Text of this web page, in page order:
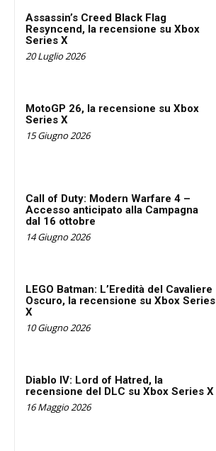
Assassin’s Creed Black Flag
Resyncend, la recensione su Xbox
Series X
20 Luglio 2026
MotoGP 26, la recensione su Xbox
Series X
15 Giugno 2026
Call of Duty: Modern Warfare 4 –
Accesso anticipato alla Campagna
dal 16 ottobre
14 Giugno 2026
LEGO Batman: L’Eredità del Cavaliere
Oscuro, la recensione su Xbox Series
X
10 Giugno 2026
Diablo IV: Lord of Hatred, la
recensione del DLC su Xbox Series X
16 Maggio 2026